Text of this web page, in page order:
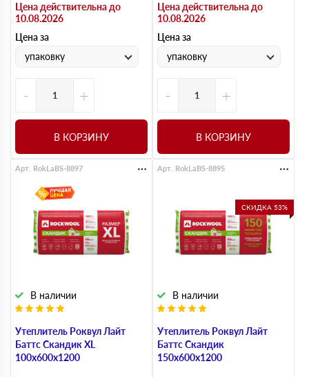
Цена действительна до
10.08.2026
Цена за
упаковку
- +
В КОРЗИНУ
Цена действительна до
10.08.2026
Цена за
упаковку
- +
В КОРЗИНУ
Утеплитель Роквул Лайт
Баттс Скандик XL
100х600х1200
В наличии
Арт. RokLaBS-8897
СКИДКА 53%
Утеплитель Роквул Лайт
Баттс Скандик
150х600х1200
В наличии
Арт. RokLaBS-8895